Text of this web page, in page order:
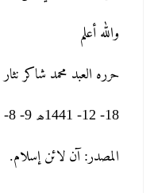
والله أعلم
حرره العبد محمد شاکر
18- 12- 1441ھ 9- 8- 2020م الأحد.
المصدر: آن لائن إسلام.